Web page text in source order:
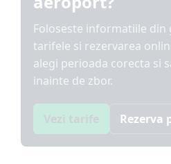
Foloseste informatiile din
tarifele si rezervarea
alegi perioada corecta si
inainte de zbor.
Vezi tarife Rezerva